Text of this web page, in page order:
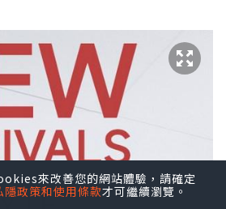
來改善您的網站體驗，請確定
隱政策和使用條款才可繼續瀏覽。